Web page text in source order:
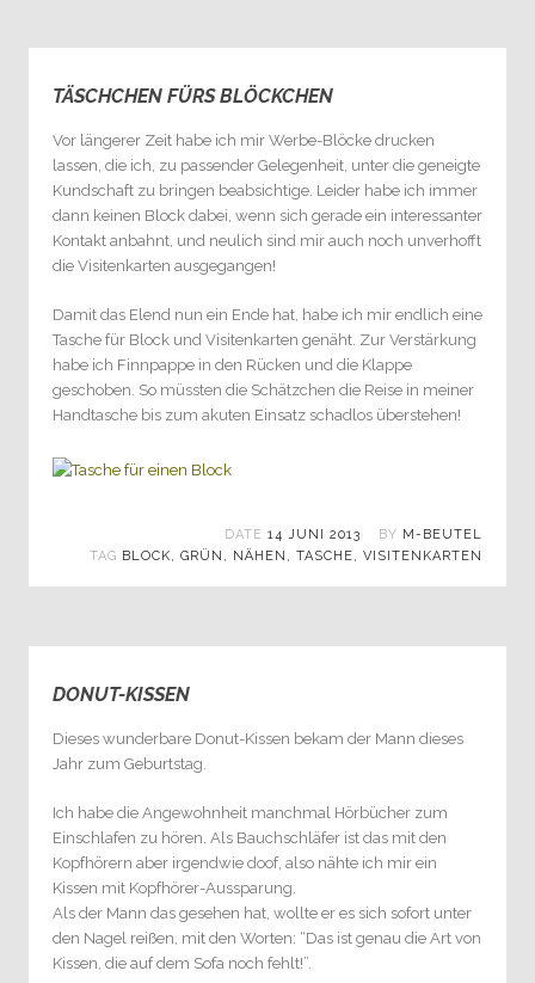
TÄSCHCHEN FÜRS BLÖCKCHEN
Vor längerer Zeit habe ich mir Werbe-Blöcke drucken
lassen, die ich, zu passender Gelegenheit, unter die geneigte
Kundschaft zu bringen beabsichtige. Leider habe ich immer
dann keinen Block dabei, wenn sich gerade ein interessanter
Kontakt anbahnt, und neulich sind mir auch noch unverhofft
die Visitenkarten ausgegangen!
Damit das Elend nun ein Ende hat, habe ich mir endlich eine
Tasche für Block und Visitenkarten genäht. Zur Verstärkung
habe ich Finnpappe in den Rücken und die Klappe
geschoben. So müssten die Schätzchen die Reise in meiner
Handtasche bis zum akuten Einsatz schadlos überstehen!
DATE 14 JUNI 2013 BY M-BEUTEL
TAG BLOCK, GRÜN , NÄHEN , TASCHE, VISITENKARTEN
DONUT-KISSEN
Dieses wunderbare Donut-Kissen bekam der Mann dieses
Jahr zum Geburtstag.
Ich habe die Angewohnheit manchmal Hörbücher zum
Einschlafen zu hören. Als Bauchschläfer ist das mit den
Kopfhörern aber irgendwie doof, also nähte ich mir ein
Kissen mit Kopfhörer-Aussparung.
Als der Mann das gesehen hat, wollte er es sich sofort unter
den Nagel reißen, mit den Worten: “Das ist genau die Art von
Kissen, die auf dem Sofa noch fehlt!”.